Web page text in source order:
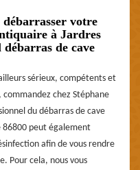
débarrasser votre
à Jardres
débarras de cave
sérieux, compétents et
commandez chez Stéphane
du débarras de cave
86800 peut également
afin de vous rendre
Pour cela, nous vous